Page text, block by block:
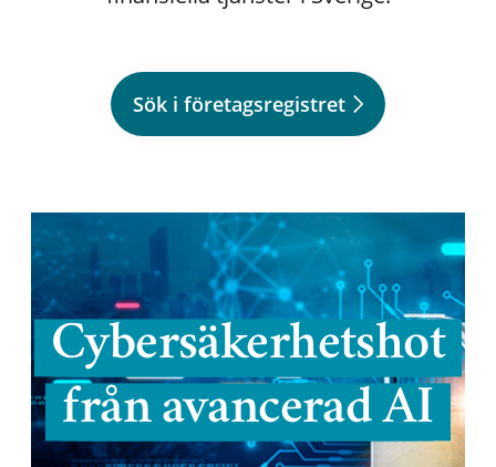
Sök i företagsregistret
Cybersäkerhetshot
från avancerad AI